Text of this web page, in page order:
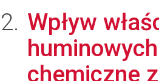
Wpływ
chemiczne